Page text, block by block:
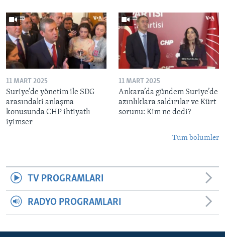
11 MART 2025
Suriye’de yönetim ile SDG
arasındaki anlaşma
konusunda CHP ihtiyatlı
iyimser
11 MART 2025
Ankara’da gündem Suriye’de
azınlıklara saldırılar ve Kürt
sorunu: Kim ne dedi?
Tüm bölümler
TV PROGRAMLARI
RADYO PROGRAMLARI